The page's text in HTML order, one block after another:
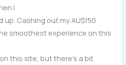
I
Cashing out my AU$150
smoothest experience on this
this site, but there’s a bit